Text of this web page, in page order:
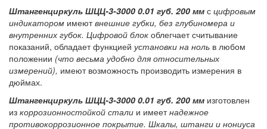
Штангенциркуль ШЦЦ-3-3000 0.01 губ. 200 мм с цифровым
индикатором имеютвнешние губки, без глубиномера и
внутренних губок. Цифровой блок облегчает считывание
показаний, обладает функцией установки на ноль в любом
положении (что весьма удобно для относительных
измерений), имеют возможность производить измерения в
дюймах.
Штангенциркуль ШЦЦ-3-3000 0.01 губ. 200 мм изготовлен
из коррозионностойкой стали и имеетнадежное
противокоррозионное покрытие. Шкалы, штанги и нониуса